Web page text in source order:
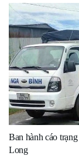
Ban hành cáo
Long